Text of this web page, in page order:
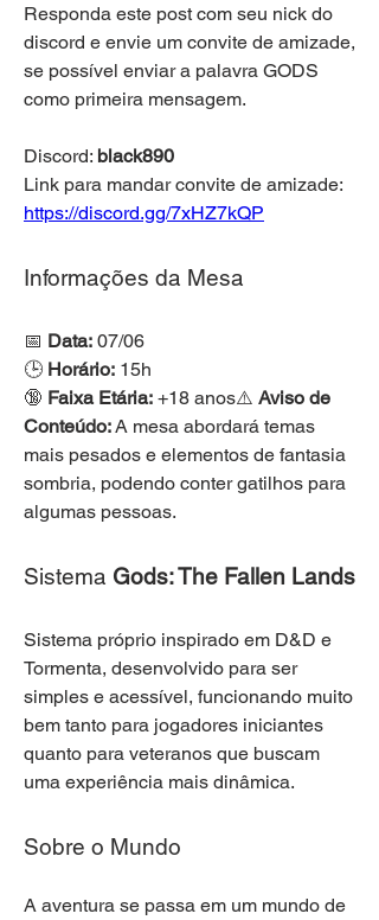
Responda este post com seu nick do
discord e envie um convite de amizade,
se possível enviar a palavra GODS
como primeira mensagem.
Discord: black890
https://discord.gg/7xHZ7kQP
Informações da Mesa
📅 Data: 07/06
🕒 Horário: 15h
🔞 Faixa Etária: +18 anos⚠️ Aviso de
Conteúdo: A mesa abordará temas
mais pesados e elementos de fantasia
sombria, podendo conter gatilhos para
algumas pessoas.
Sistema Gods: The Fallen Lands
Sistema próprio inspirado em D&D e
Tormenta, desenvolvido para ser
simples e acessível, funcionando muito
bem tanto para jogadores iniciantes
quanto para veteranos que buscam
uma experiência mais dinâmica.
Sobre o Mundo
A aventura se passa em um mundo de